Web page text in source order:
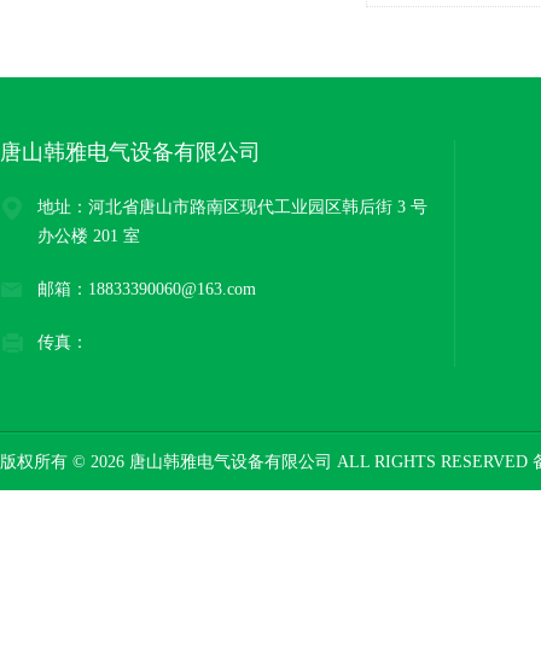
唐山韩雅电气设备有限公司
地址：河北省唐山市路南区现代工业园区韩后街 3 号
办公楼 201 室
邮箱：18833390060@163.com
传真：
版权所有 © 2026 唐山韩雅电气设备有限公司 ALL RIGHTS RESERVED